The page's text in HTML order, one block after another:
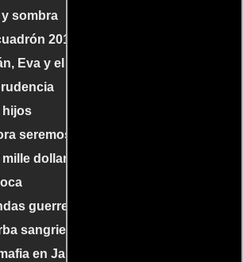
sombra
201
Eva y el diablo
hijos
seremos felices
mille dollari al giorno
guerreras
sangrienta!
en Jalisco